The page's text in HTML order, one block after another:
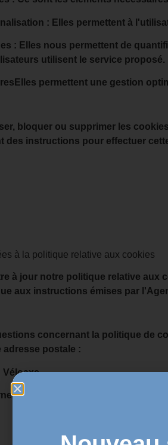
: Elles permettent à
: Elles nous permettent de
utilisent le service proposé.
Elles permettent une gestion
bloquer ou supprimer les
des instructions pour effectuer
à la politique relative aux cookies
à jour notre politique relative aux
aux instructions émises par
concernant la politique de
adresse postale :
Véloaxe
19, CP : 14420, Villafranca de